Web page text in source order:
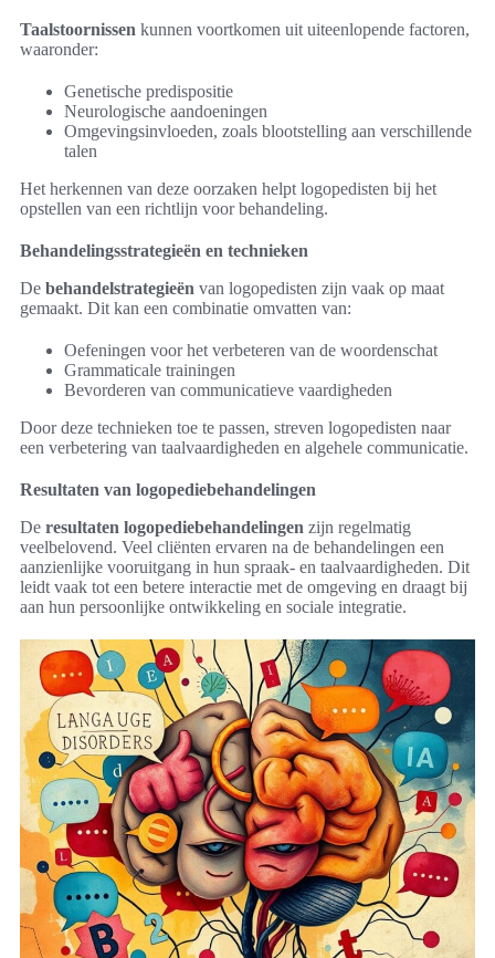
Taalstoornissen kunnen voortkomen uit uiteenlopende factoren,
waaronder:
Genetische predispositie
Neurologische aandoeningen
Omgevingsinvloeden, zoals blootstelling aan verschillende
talen
Het herkennen van deze oorzaken helpt logopedisten bij het
opstellen van een richtlijn voor behandeling.
Behandelingsstrategieën en technieken
De behandelstrategieën van logopedisten zijn vaak op maat
gemaakt. Dit kan een combinatie omvatten van:
Oefeningen voor het verbeteren van de woordenschat
Grammaticale trainingen
Bevorderen van communicatieve vaardigheden
Door deze technieken toe te passen, streven logopedisten naar
een verbetering van taalvaardigheden en algehele communicatie.
Resultaten van logopediebehandelingen
De resultaten logopediebehandelingen zijn regelmatig
veelbelovend. Veel cliënten ervaren na de behandelingen een
aanzienlijke vooruitgang in hun spraak- en taalvaardigheden. Dit
leidt vaak tot een betere interactie met de omgeving en draagt bij
aan hun persoonlijke ontwikkeling en sociale integratie.